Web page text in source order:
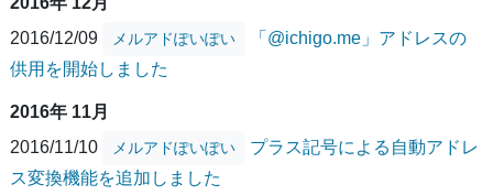
2016/12/09
メルアドぽいぽい
「@ichigo.me」アドレスの
供用を開始しました
2016年 11月
2016/11/10
メルアドぽいぽい
プラス記号による自動アドレ
ス変換機能を追加しました